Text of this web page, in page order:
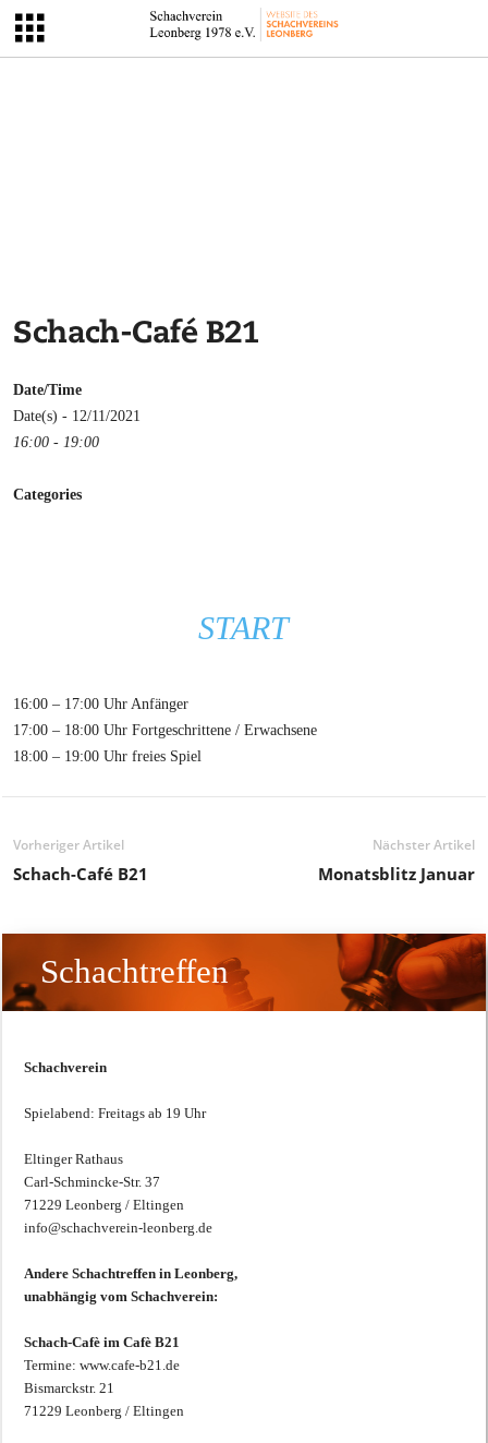
Schach-Café B21
Date/Time
Date(s) - 12/11/2021
16:00 - 19:00
Categories
START
16:00 – 17:00 Uhr Anfänger
17:00 – 18:00 Uhr Fortgeschrittene / Erwachsene
18:00 – 19:00 Uhr freies Spiel
Vorheriger Artikel
Schach-Café B21
Nächster Artikel
Monatsblitz Januar
Schachtreffen
Schachverein
Spielabend: Freitags ab 19 Uhr
Eltinger Rathaus
Carl-Schmincke-Str. 37
71229 Leonberg / Eltingen
info@schachverein-leonberg.de
Andere Schachtreffen in Leonberg,
unabhängig vom Schachverein:
Schach-Cafè im Cafè B21
Termine: www.cafe-b21.de
Bismarckstr. 21
71229 Leonberg / Eltingen